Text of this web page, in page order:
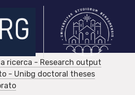
ricerca - Research output
- Unibg doctoral theses